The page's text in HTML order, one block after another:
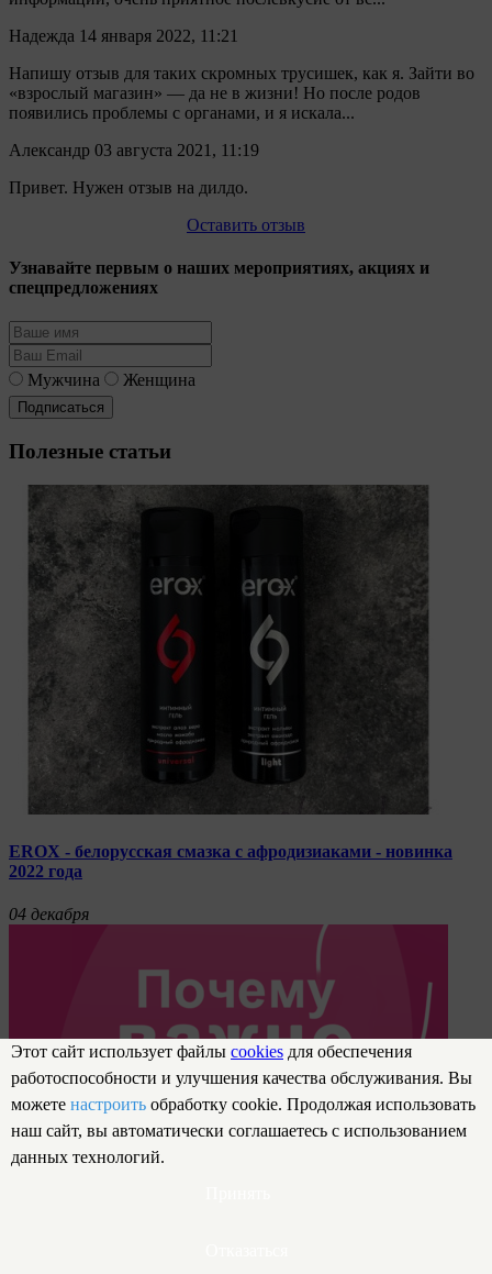
Надежда 14 января 2022, 11:21
Напишу отзыв для таких скромных трусишек, как я. Зайти во
«взрослый магазин» — да не в жизни! Но после родов
появились проблемы с органами, и я искала...
Александр 03 августа 2021, 11:19
Привет. Нужен отзыв на дилдо.
Оставить отзыв
Узнавайте первым о наших мероприятиях, акциях и
спецпредложениях
Мужчина Женщина
Полезные статьи
EROX - белорусская смазка с афродизиаками - новинка
2022 года
04 декабря
Этот сайт использует файлы cookies для обеспечения
работоспособности и улучшения качества обслуживания. Вы
можете настроить обработку cookie. Продолжая использовать
наш сайт, вы автоматически соглашаетесь с использованием
данных технологий.